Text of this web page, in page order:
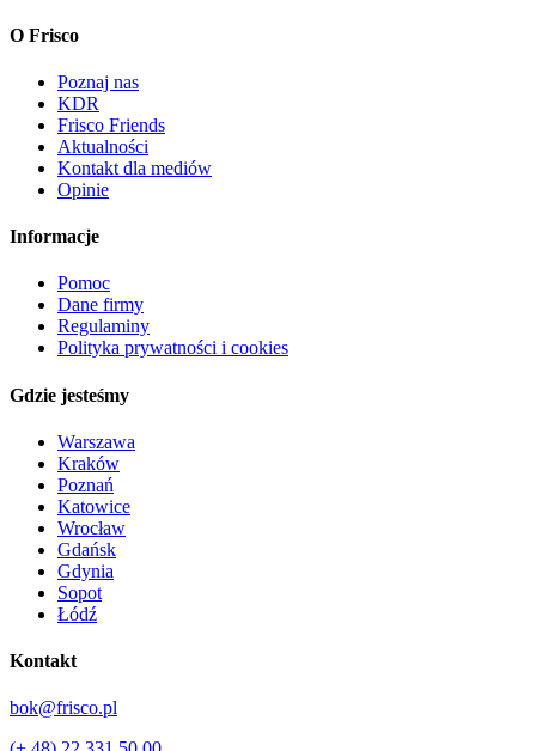
O Frisco
Poznaj nas
KDR
Frisco Friends
Aktualności
Kontakt dla mediów
Opinie
Informacje
Pomoc
Dane firmy
Regulaminy
Polityka prywatności i cookies
Gdzie jesteśmy
Warszawa
Kraków
Poznań
Katowice
Wrocław
Gdańsk
Gdynia
Sopot
Łódź
Kontakt
bok@frisco.pl